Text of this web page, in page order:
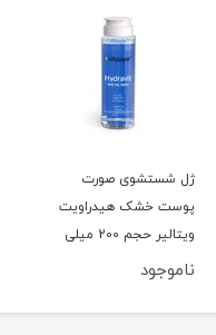
ژل شستشوی صورت
پوست خشک هیدراویت
ویتالیر حجم 200 میلی
لیتر
ناموجود